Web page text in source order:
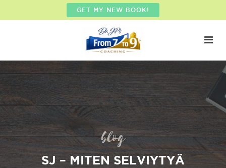
GET MY NEW BOOK!
blog
SJ – MITEN SELVIYTYÄ